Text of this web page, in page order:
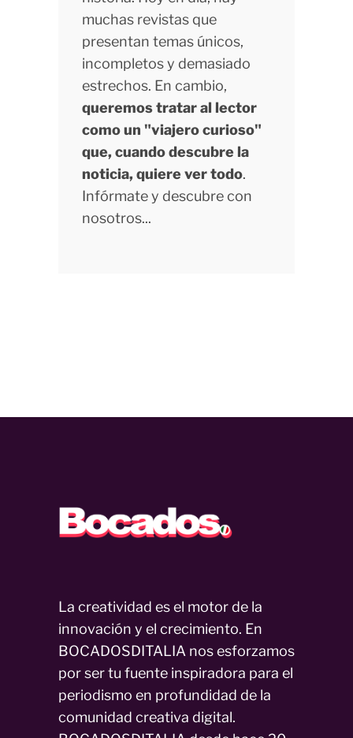
muchas revistas que
presentan temas únicos,
incompletos y demasiado
estrechos. En cambio,
queremos tratar al lector
como un "viajero curioso"
que, cuando descubre la
noticia, quiere ver todo.
Infórmate y descubre con
nosotros...
La creatividad es el motor de la
innovación y el crecimiento. En
BOCADOSDITALIA nos esforzamos
por ser tu fuente inspiradora para el
periodismo en profundidad de la
comunidad creativa digital.